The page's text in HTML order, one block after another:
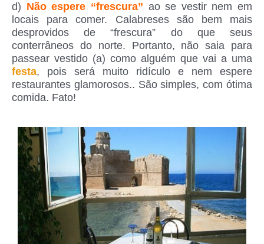
d) Não espere “frescura” ao se vestir nem em
locais para comer. Calabreses são bem mais
desprovidos de “frescura” do que seus
conterrâneos do norte. Portanto, não saia para
passear vestido (a) como alguém que vai a uma
festa, pois será muito ridículo e nem espere
restaurantes glamorosos.. São simples, com ótima
comida. Fato!